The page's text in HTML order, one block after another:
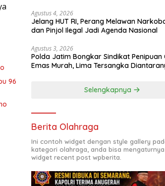
96
Agustus 4, 2026
Jelang HUT RI, Perang Melawan
dan Pinjol Ilegal Jadi Agenda Nasional
Agustus 3, 2026
Polda Jatim Bongkar Sindikat Penipuan
Emas Murah, Lima Tersangka
Selengkapnya
Berita Olahraga
Ini contoh widget dengan style gallery
kategori olahraga, anda bisa
widget recent post wpberita.